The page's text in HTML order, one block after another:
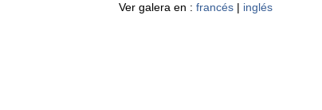
Ver galera en : francés| inglés